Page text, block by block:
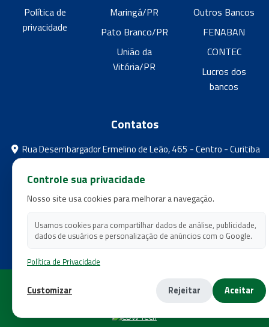
Política de
privacidade
Maringá/PR
Pato Branco/PR
União da
Vitória/PR
Outros Bancos
FENABAN
CONTEC
Lucros dos
bancos
Contatos
Rua Desembargador Ermelino de Leão, 465 - Centro - Curitiba
- Paraná
feebpr@gmail.com
(41) 3224-5573
(41) 3224-5525
Copyright 2026 - Federação dos Empregados em Estabelecimentos
Bancários do Estado do Paraná
Controle sua privacidade
Nosso site usa cookies para melhorar a navegação.
Usamos cookies para compartilhar dados de análise, publicidade,
dados de usuários e personalização de anúncios com o Google.
Política de Privacidade
Customizar Rejeitar Aceitar